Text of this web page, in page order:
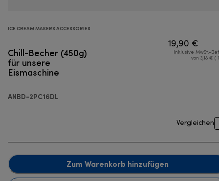
ICE CREAM MAKERS ACCESSORIES
Chill-Becher (450g)
für unsere
Eismaschine
ANBD-2PC16DL
19,90 €
Inklusive MwSt.-
von 3,18 € (
Vergleichen
Zum Warenkorb hinzufügen